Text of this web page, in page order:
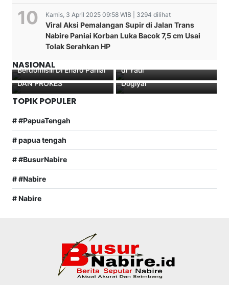
Kamis, 3 April 2025 09:58 WIB | 3294 dilihat
Viral Aksi Pemalangan Supir di Jalan Trans
Nabire Paniai Korban Luka Bacok 7,5 cm Usai
Tolak Serahkan HP
NASIONAL
KAPOLSEK PANIAI TIMUR
Berikan Tali Kasih Kepada
Purnawirawan Polri , PNS
Berdomisili Di Enaro Paniai
Kapolres Nabire AKBP
di Yaur
SAT LANTAS POLRES
MAMBERAMO TENGAH
TERUS HIMBAU
MASYARAKAT PATUHI
ATURAN BERKENDARA
DAN PROKES
Kepala Kampung di
Dogiyai
TOPIK POPULER
# #PapuaTengah
# papua tengah
# #BusurNabire
# #Nabire
# Nabire